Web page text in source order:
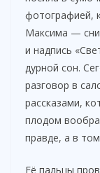
фотографией,
Максима —
и надпись
дурной сон.
разговор в
рассказами,
плодом
правде, а в
Её пальцы